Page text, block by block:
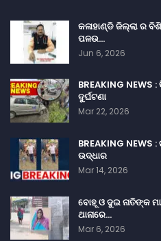
କଳାହାଣ୍ଡି ଜିଲ୍ଲା ର
ପଳଉ…
Jun 6, 2026
BREAKING
ଦୁର୍ଘଟଣା
Mar 22, 2026
BREAKING
ଉଦ୍ଧାର
Mar 14, 2026
ବୋହୂ ଓ ଦୁଇ ନାତିଙ୍କ
ଥାନାରେ…
Mar 6, 2026